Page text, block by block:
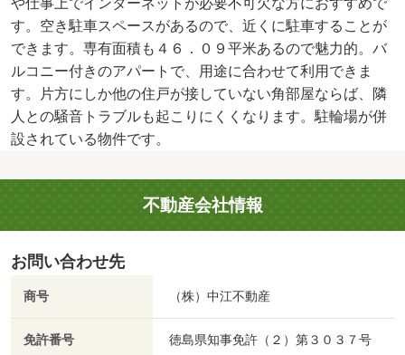
や仕事上でインターネットが必要不可欠な方におすすめで
す。空き駐車スペースがあるので、近くに駐車することが
できます。専有面積も４６．０９平米あるので魅力的。バ
ルコニー付きのアパートで、用途に合わせて利用できま
す。片方にしか他の住戸が接していない角部屋ならば、隣
人との騒音トラブルも起こりにくくなります。駐輪場が併
設されている物件です。
不動産会社情報
お問い合わせ先
商号 （株）中江不動産
免許番号 徳島県知事免許（２）第３０３７号